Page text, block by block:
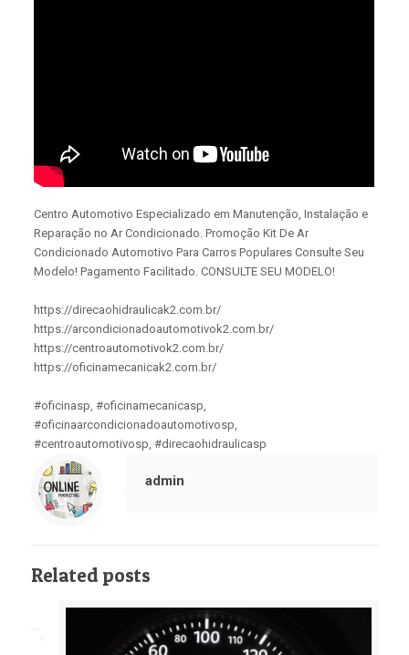
Centro Automotivo Especializado em Manutenção, Instalação e
Reparação no Ar Condicionado. Promoção Kit De Ar
Condicionado Automotivo Para Carros Populares Consulte Seu
Modelo! Pagamento Facilitado. CONSULTE SEU MODELO!
https://direcaohidraulicak2.com.br/
https://arcondicionadoautomotivok2.com.br/
https://centroautomotivok2.com.br/
https://oficinamecanicak2.com.br/
#oficinasp, #oficinamecanicasp,
#oficinaarcondicionadoautomotivosp,
#centroautomotivosp, #direcaohidraulicasp
admin
Related posts